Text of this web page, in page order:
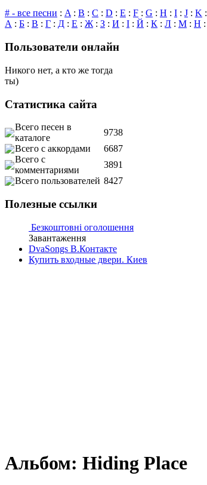
# - все песни : A: B : C : D : E : F : G : H : I : J : K :
А : Б : В : Г : Д : Е : Ж: З : И : І : Й : К : Л : М : Н :
Пользователи онлайн
Никого нет, а кто же тогда
ты)
Статистика сайта
Всего песен в
каталоге
9738
Всего с аккордами
6687
Всего с
комментариями
3891
Всего пользователей 8427
Полезные ссылки
Безкоштовні оголошення
Завантаження
DvaSongs В.Контакте
Купить входные двери. Киев
Альбом: Hiding Place